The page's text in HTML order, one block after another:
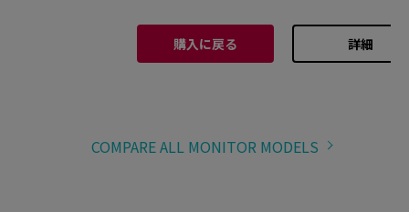
購入に戻る 詳細
COMPARE ALL MONITOR MODELS